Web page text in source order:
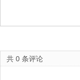
共 0 条评论